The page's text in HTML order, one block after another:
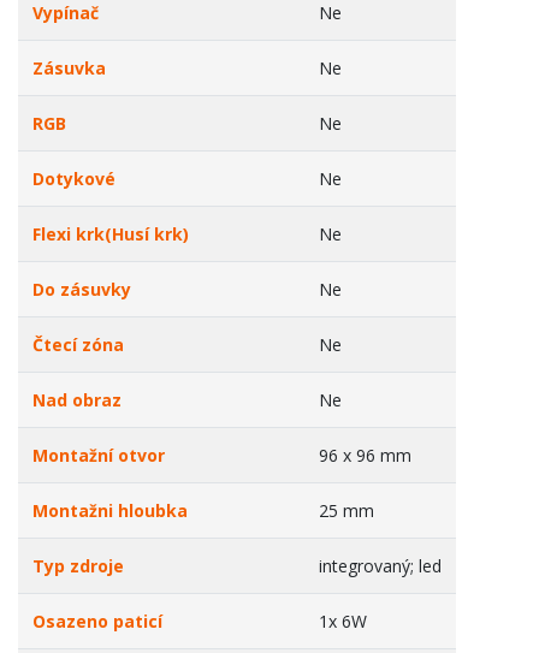
Vypínač Ne
Zásuvka Ne
RGB Ne
Dotykové Ne
Flexi krk(Husí krk) Ne
Do zásuvky Ne
Čtecí zóna Ne
Nad obraz Ne
Montažní otvor 96 x 96 mm
Montažni hloubka 25 mm
Typ zdroje integrovaný; led
Osazeno paticí 1x 6W